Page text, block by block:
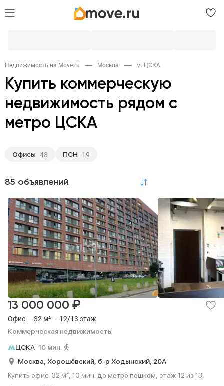
Недвижимость на Move.ru Москва м. ЦСКА
Купить коммерческую
недвижимость рядом с
метро ЦСКА
Офисы 48 ПСН 19
85 объявлений
Офис — 32 м² — 12/13 этаж
Коммерческая недвижимость
13 000 000 ₽
ЦСКА 10 мин.
Москва, Хорошёвский, б-р Ходынский, 20А
Купить офис, 32 м², 10 мин. до метро пешком, этаж 12 из 13.